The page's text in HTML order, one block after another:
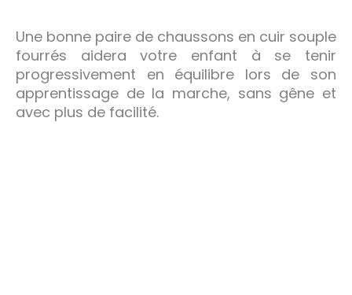
Une bonne paire de chaussons en cuir souple
fourrés aidera votre enfant à se tenir
progressivement en équilibre lors de son
apprentissage de la marche, sans gêne et
avec plus de facilité.